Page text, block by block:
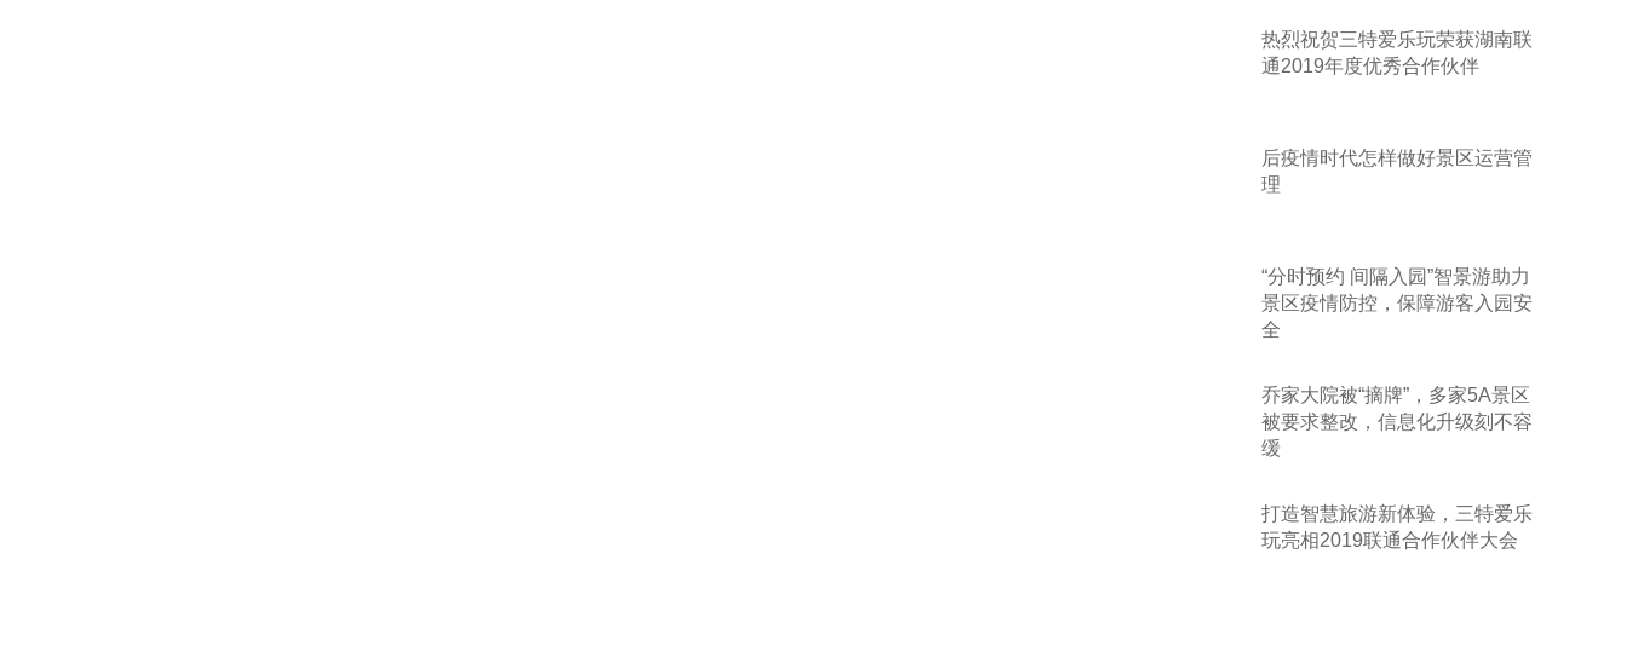
热烈祝贺三特爱乐玩荣获湖南联
通2019年度优秀合作伙伴
后疫情时代怎样做好景区运营管
理
“分时预约 间隔入园”智景游助力
景区疫情防控，保障游客入园安
全
乔家大院被“摘牌”，多家5A景区
被要求整改，信息化升级刻不容
缓
打造智慧旅游新体验，三特爱乐
玩亮相2019联通合作伙伴大会